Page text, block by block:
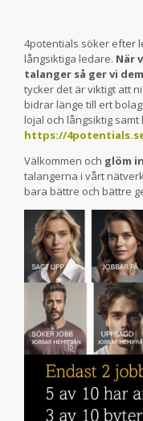
4potentials söker efter
långsiktiga ledare. När
talanger så ger vi
tycker det är viktigt att
bidrar länge till ert
lojal och långsiktig
https://
Välkommen och glöm
talangerna i vårt
bara bättre och bättre